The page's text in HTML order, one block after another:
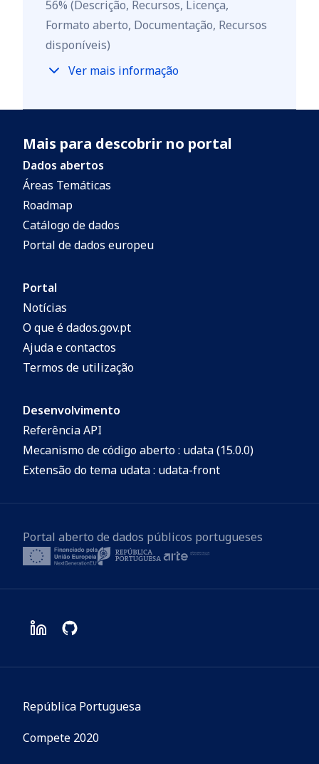
56% (Descrição, Recursos, Licença,
Formato aberto, Documentação, Recursos
disponíveis)
Ver mais informação
Mais para descobrir no portal
Dados abertos
Áreas Temáticas
Roadmap
Catálogo de dados
Portal de dados europeu
Portal
Notícias
O que é dados.gov.pt
Ajuda e contactos
Termos de utilização
Desenvolvimento
Referência API
Mecanismo de código aberto : udata (15.0.0)
Extensão do tema udata : udata-front
Portal aberto de dados públicos portugueses
República Portuguesa
Compete 2020